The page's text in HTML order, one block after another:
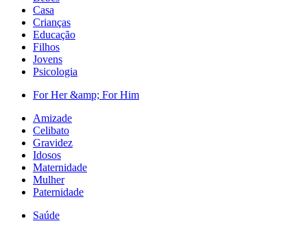
Casa
Crianças
Educação
Filhos
Jovens
Psicologia
For Her &amp; For Him
Amizade
Celibato
Gravidez
Idosos
Maternidade
Mulher
Paternidade
Saúde